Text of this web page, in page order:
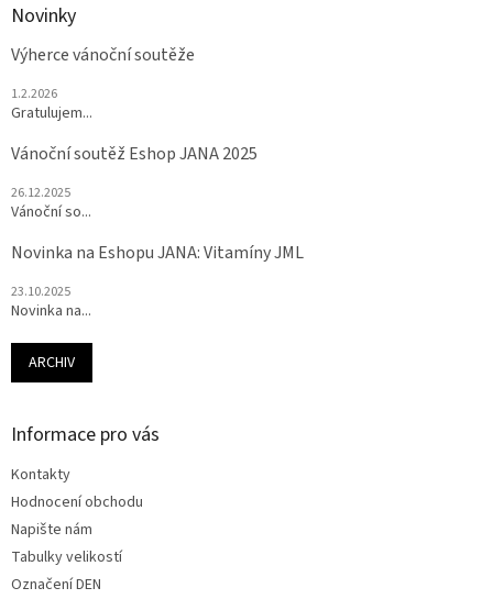
Novinky
Výherce vánoční soutěže
1.2.2026
Gratulujem...
Vánoční soutěž Eshop JANA 2025
26.12.2025
Vánoční so...
Novinka na Eshopu JANA: Vitamíny JML
23.10.2025
Novinka na...
ARCHIV
Informace pro vás
Kontakty
Hodnocení obchodu
Napište nám
Tabulky velikostí
Označení DEN